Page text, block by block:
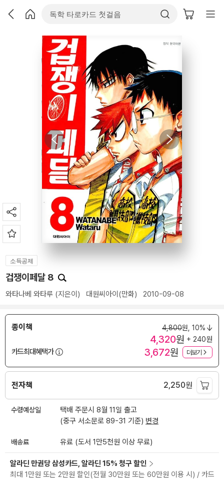
소득공제
겁쟁이페달 8
와타나베 와타루 (지은이) 대원씨아이(만화) 2010-09-08
종이책 4,800원, 10%
4,320원 + 240원
카드최대혜택가
3,672원 더보기
전자책 2,250원
수령예상일
택배 주문시 8월 11일 출고
(중구 서소문로 89-31 기준) 변경
배송료 유료 (도서 1만5천원 이상 무료)
알라딘 만권당 삼성카드, 알라딘 15% 청구 할인
최대 1만원 또는 2만원 할인(전월 30만원 또는 60만원 이용 시) / 카드